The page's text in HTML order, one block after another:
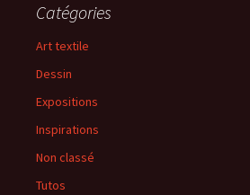
Catégories
Art textile
Dessin
Expositions
Inspirations
Non classé
Tutos